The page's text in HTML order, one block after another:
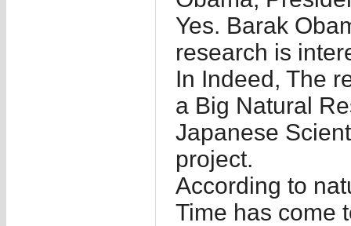
Yes. Barak
research is
In Indeed, The
a Big Natural
Japanese
project.
According to
Time has come